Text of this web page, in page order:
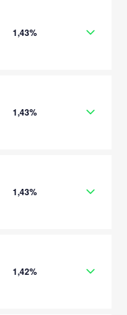
1,43%
1,43%
1,43%
1,42%